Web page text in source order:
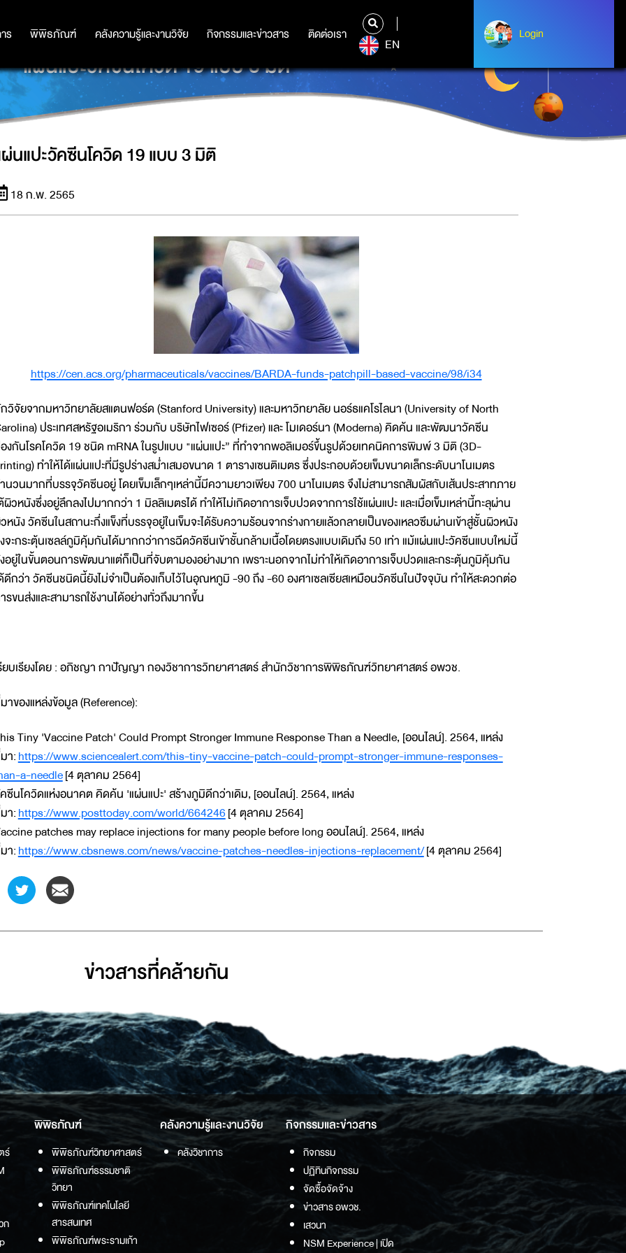
ร พิพิธภัณฑ์ คลังความรู้และงานวิจัย กิจกรรมและข่าวสาร ติดต่อเรา
ร พิพิธภัณฑ์ คลังความรู้และงานวิจัย กิจกรรมและข่าวสาร ติดต่อเรา
EN
Login
Login
แผ่นแปะวัคซีนโควิด 19 แบบ 3 มิติ
นแปะวัคซีนโควิด 19 แบบ 3 มิติ
18 ก.พ. 2565
https://cen.acs.org/pharmaceuticals/vaccines/BARDA-funds-patchpill-based-vaccine/98/i34
วิจัยจากมหาวิทยาลัยสแตนฟอร์ด (Stanford University) และมหาวิทยาลัย นอร์ธแคโรไลนา (University of North
ประเทศสหรัฐอเมริกา ร่วมกับ บริษัทไฟเซอร์ (Pfizer) และ โมเดอร์นา (Moderna) คิดค้น และพัฒนาวัคซีน
งกันโรคโควิด 19 ชนิด mRNA ในรูปแบบ "แผ่นแปะ” ที่ทำจากพอลิเมอร์ขึ้นรูปด้วยเทคนิคการพิมพ์ 3 มิติ (3D-
ทำให้ได้แผ่นแปะที่มีรูปร่างสม่ำเสมอขนาด 1 ตารางเซนติเมตร ซึ่งประกอบด้วยเข็มขนาดเล็กระดับนาโนเมตร
นวนมากที่บรรจุวัคซีนอยู่ โดยเข็มเล็กๆเหล่านี้มีความยาวเพียง 700 นาโนเมตร จึงไม่สามารถสัมผัสกับเส้นประสาทภาย
ผิวหนังซึ่งอยู่ลึกลงไปมากกว่า 1 มิลลิเมตรได้ ทำให้ไม่เกิดอาการเจ็บปวดจากการใช้แผ่นแปะ และเมื่อเข็มเหล่านี้ทะลุผ่าน
หนัง วัคซีนในสถานะกึ่งแข็งที่บรรจุอยู่ในเข็มจะได้รับความร้อนจากร่างกายแล้วกลายเป็นของเหลวซึมผ่านเข้าสู่ชั้นผิวหนัง
จะกระตุ้นเซลล์ภูมิคุ้มกันได้มากกว่าการฉีดวัคซีนเข้าชั้นกล้ามเนื้อโดยตรงแบบเดิมถึง 50 เท่า แม้แผ่นแปะวัคซีนแบบใหม่นี้
อยู่ในขั้นตอนการพัฒนาแต่ก็เป็นที่จับตามองอย่างมาก เพราะนอกจากไม่ทำให้เกิดอาการเจ็บปวดและกระตุ้นภูมิคุ้มกัน
ดีกว่า วัคซีนชนิดนี้ยังไม่จำเป็นต้องเก็บไว้ในอุณหภูมิ -90 ถึง -60 องศาเซลเซียสเหมือนวัคซีนในปัจจุบัน ทำให้สะดวกต่อ
รขนส่งและสามารถใช้งานได้อย่างทั่วถึงมากขึ้น
ยบเรียงโดย : อภิชญา กาปัญญา กองวิชาการวิทยาศาสตร์ สำนักวิชาการพิพิธภัณฑ์วิทยาศาสตร์ อพวช.
าของแหล่งข้อมูล (Reference):
Tiny 'Vaccine Patch' Could Prompt Stronger Immune Response Than a Needle, [ออนไลน์]. 2564, แหล่ง
า:https://www.sciencealert.com/this-tiny-vaccine-patch-could-prompt-stronger-immune-responses-
a-needle[4 ตุลาคม 2564]
ซีนโควิดแห่งอนาคต คิดค้น 'แผ่นแปะ' สร้างภูมิดีกว่าเดิม, [ออนไลน์]. 2564, แหล่ง
า:https://www.posttoday.com/world/664246[4 ตุลาคม 2564]
patches may replace injections for many people before long ออนไลน์]. 2564, แหล่ง
า:https://www.cbsnews.com/news/vaccine-patches-needles-injections-replacement/[4 ตุลาคม 2564]
ข่าวสารที่่คล้ายกัน
ร์
ก
พิพิธภัณฑ์
พิพิธภัณฑ์วิทยาศาสตร์
พิพิธภัณฑ์ธรรมชาติ
วิทยา
พิพิธภัณฑ์เทคโนโลยี
สารสนเทศ
พิพิธภัณฑ์พระรามเก้า
คลังความรู้และงานวิจัย
คลังวิชาการ
กิจกรรมและข่าวสาร
กิจกรรม
ปฏิทินกิจกรรม
จัดซื้อจัดจ้าง
ข่าวสาร อพวช.
เสวนา
NSM Experience | เปิด